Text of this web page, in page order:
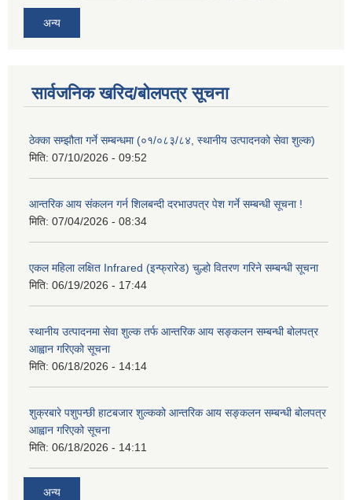
अन्य
सार्वजनिक खरिद/बोलपत्र सूचना
ठेक्का सम्झौता गर्ने सम्बन्धमा (०१/०८३/८४, स्थानीय उत्पादनको सेवा शुल्क)
मिति: 07/10/2026 - 09:52
आन्तरिक आय संकलन गर्न शिलबन्दी दरभाउपत्र पेश गर्ने सम्बन्धी सूचना !
मिति: 07/04/2026 - 08:34
एकल महिला लक्षित Infrared (इन्फ्रारेड) चुल्हो वितरण गरिने सम्बन्धी सूचना
मिति: 06/19/2026 - 17:44
स्थानीय उत्पादनमा सेवा शुल्क तर्फ आन्तरिक आय सङ्कलन सम्बन्धी बोलपत्र
आह्वान गरिएको सूचना
मिति: 06/18/2026 - 14:14
शुक्रबारे पशुपन्छी हाटबजार शुल्कको आन्तरिक आय सङ्कलन सम्बन्धी बोलपत्र
आह्वान गरिएको सूचना
मिति: 06/18/2026 - 14:11
अन्य